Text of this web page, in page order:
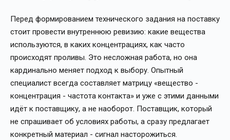
Перед формированием технического задания на поставку
стоит провести внутреннюю ревизию: какие вещества
используются, в каких концентрациях, как часто
происходят проливы. Это несложная работа, но она
кардинально меняет подход к выбору. Опытный
специалист всегда составляет матрицу «вещество -
концентрация - частота контакта» и уже с этими данными
идёт к поставщику, а не наоборот. Поставщик, который
не спрашивает об условиях работы, а сразу предлагает
конкретный материал - сигнал насторожиться.